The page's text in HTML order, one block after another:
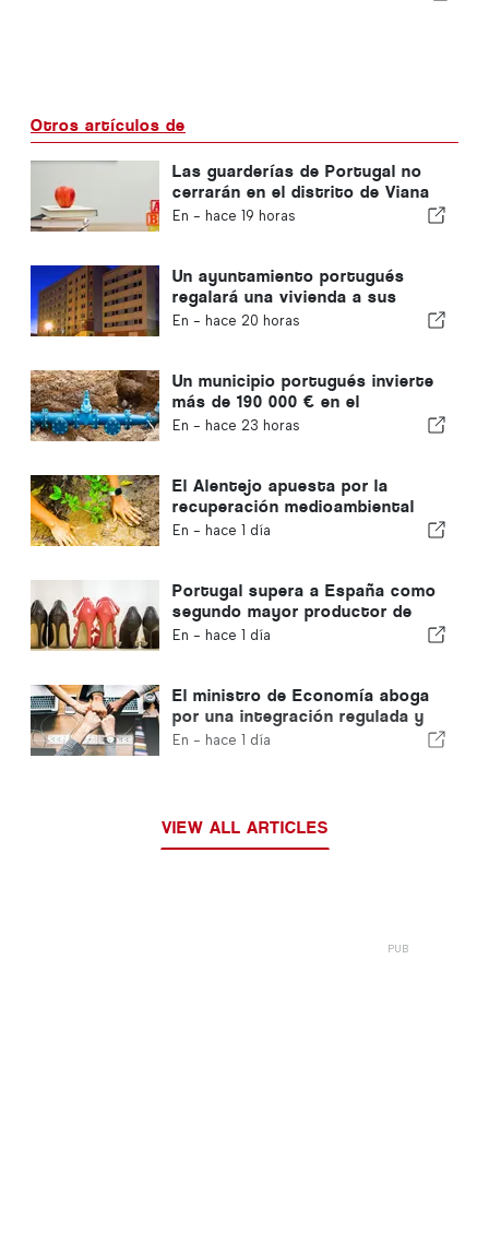
Otros artículos de
Las guarderías de Portugal no
cerrarán en el distrito de Viana
do Castelo
En - hace 19 horas
Un ayuntamiento portugués
regalará una vivienda a sus
ciudadanos
En - hace 20 horas
Un municipio portugués invierte
más de 190 000 € en el
suministro de agua
En - hace 23 horas
El Alentejo apuesta por la
recuperación medioambiental
con fondos europeos
En - hace 1 día
Portugal supera a España como
segundo mayor productor de
calzado de Europa
En - hace 1 día
El ministro de Economía aboga
por una integración regulada y
garantiza una vía rápida para los
En - hace 1 día
VIEW ALL ARTICLES